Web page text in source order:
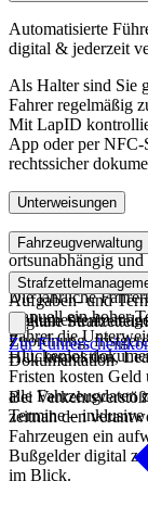
Automatisierte
digital & jederzeit
Als Halter sind Sie
Fahrer regelmäßig
Mit LapID
App oder per NFC-
rechtssicher
Unterweisungen
Digitale
ortsunabhängig
Die jährliche
manuell ein hoher
Fahrer die
– lückenlos
Fahrzeugverwaltung
Digitale
Aufgaben- und
HU, Inspektion,
Fristen kosten
alle Fahrzeugdaten
Termine – inklusive
Digitale
Zuordnung,
Dokumentation
Bei
zeitnah den
Fahrzeugen ein
Bußgelder digital
im Blick.
Zur